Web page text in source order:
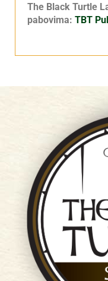
The Black Turtle
pabovima: TBT